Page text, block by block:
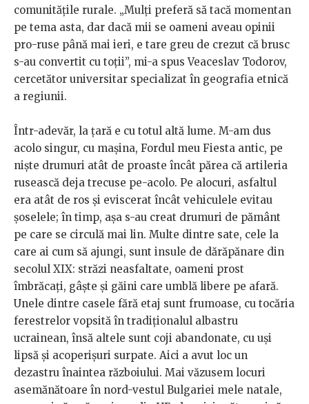
comunitățile rurale. „Mulți preferă să tacă momentan
pe tema asta, dar dacă mii se oameni aveau opinii
pro-ruse până mai ieri, e tare greu de crezut că brusc
s-au convertit cu toții”, mi-a spus Veaceslav Todorov,
cercetător universitar specializat în geografia etnică
a regiunii.
Într-adevăr, la țară e cu totul altă lume. M-am dus
acolo singur, cu mașina, Fordul meu Fiesta antic, pe
niște drumuri atât de proaste încât părea că artileria
rusească deja trecuse pe-acolo. Pe alocuri, asfaltul
era atât de ros și eviscerat încât vehiculele evitau
șoselele; în timp, așa s-au creat drumuri de pământ
pe care se circulă mai lin. Multe dintre sate, cele la
care ai cum să ajungi, sunt insule de dărăpănare din
secolul XIX: străzi neasfaltate, oameni prost
îmbrăcați, gâște și găini care umblă libere pe afară.
Unele dintre casele fără etaj sunt frumoase, cu tocăria
ferestrelor vopsită în tradiționalul albastru
ucrainean, însă altele sunt coji abandonate, cu uși
lipsă și acoperișuri surpate. Aici a avut loc un
dezastru înaintea războiului. Mai văzusem locuri
asemănătoare în nord-vestul Bulgariei mele natale,